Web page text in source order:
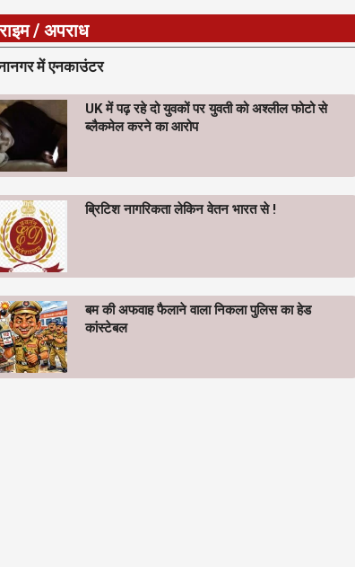
/ अपराध
में एनकाउंटर
UK में पढ़ रहे दो युवकों पर युवती को अश्लील फोटो से
ब्लैकमेल करने का आरोप
ब्रिटिश नागरिकता लेकिन वेतन भारत से !
बम की अफवाह फैलाने वाला निकला पुलिस का हेड
कांस्टेबल